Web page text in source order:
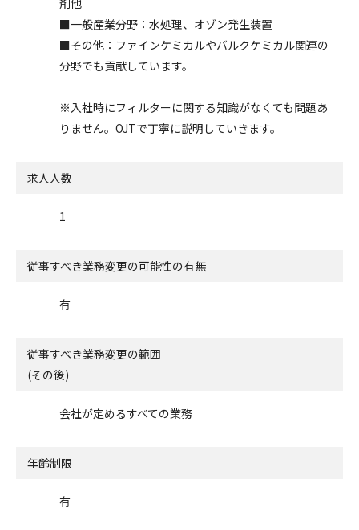
■一般産業分野：水処理、オゾン発生装置
■その他：ファインケミカルやバルクケミカル関連の
分野でも貢献しています。
※入社時にフィルターに関する知識がなくても問題あ
りません。OJTで丁寧に説明していきます。
求人人数
1
従事すべき業務変更の可能性の有無
有
従事すべき業務変更の範囲
(その後)
会社が定めるすべての業務
年齢制限
有